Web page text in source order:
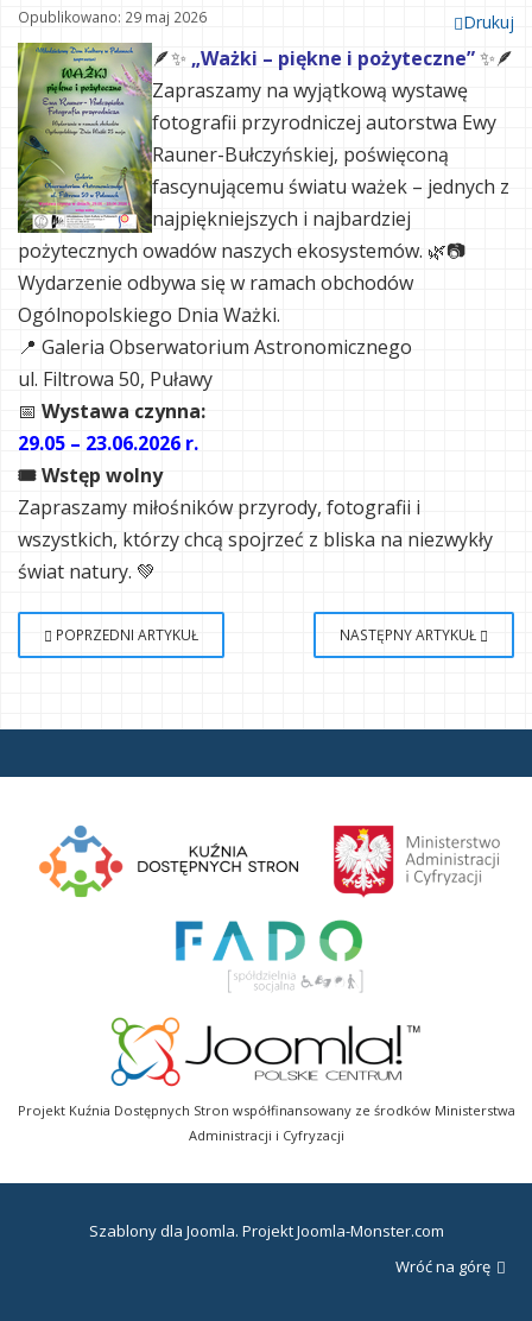
Drukuj
Opublikowano: 29 maj 2026
🪶✨ „Ważki – piękne i pożyteczne”✨🪶
Zapraszamy na wyjątkową wystawę
fotografii przyrodniczej autorstwa Ewy
Rauner-Bułczyńskiej, poświęconą
fascynującemu światu ważek – jednych z
najpiękniejszych i najbardziej
pożytecznych owadów naszych ekosystemów. 🌿📷
Wydarzenie odbywa się w ramach obchodów
Ogólnopolskiego Dnia Ważki.
📍 Galeria Obserwatorium Astronomicznego
ul. Filtrowa 50, Puławy
📅 Wystawa czynna:
29.05 – 23.06.2026 r.
🎟 Wstęp wolny
Zapraszamy miłośników przyrody, fotografii i
wszystkich, którzy chcą spojrzeć z bliska na niezwykły
świat natury. 💚
POPRZEDNI ARTYKUŁ NASTĘPNY ARTYKUŁ
Projekt Kuźnia Dostępnych Stron współfinansowany ze środków Ministerstwa
Administracji i Cyfryzacji
Szablony dla Joomla. Projekt Joomla-Monster.com
Wróć na górę